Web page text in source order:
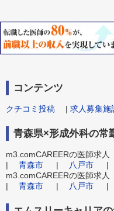
コンテンツ
クチコミ投稿 | 求人募集施
青森県×形成外科の常
m3.comCAREERの医師求人
| 青森市 | 八戸市 |
m3.comCAREERの医師求人
| 青森市 | 八戸市 |